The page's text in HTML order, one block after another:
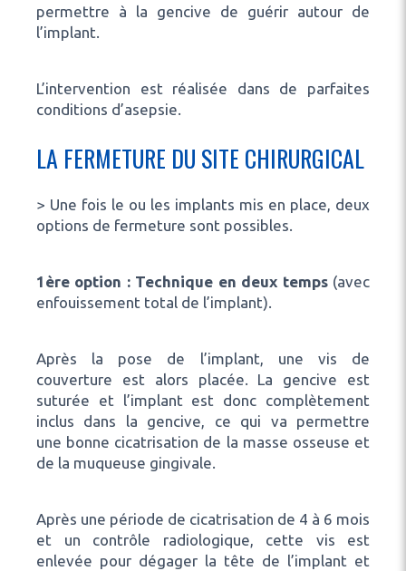
permettre à la gencive de guérir autour de
l’implant.
L’intervention est réalisée dans de parfaites
conditions d’asepsie.
LA FERMETURE DU SITE CHIRURGICAL
> Une fois le ou les implants mis en place, deux
options de fermeture sont possibles.
1ère option : Technique en deux temps(avec
enfouissement total de l’implant).
Après la pose de l’implant, une vis de
couverture est alors placée. La gencive est
suturée et l’implant est donc complètement
inclus dans la gencive, ce qui va permettre
une bonne cicatrisation de la masse osseuse et
de la muqueuse gingivale.
Après une période de cicatrisation de 4 à 6 mois
et un contrôle radiologique, cette vis est
enlevée pour dégager la tête de l’implant et